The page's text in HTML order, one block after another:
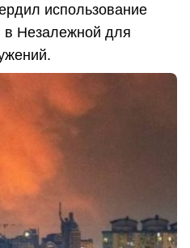
использование
в Незалежной для